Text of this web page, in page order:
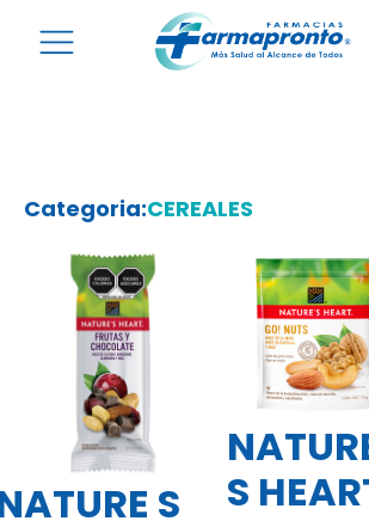
Categoria:CEREALES
S
S